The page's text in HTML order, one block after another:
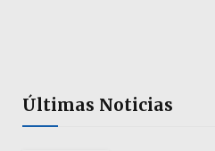
Últimas Noticias